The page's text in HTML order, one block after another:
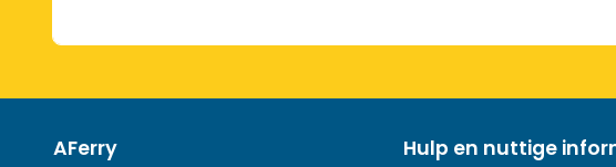
AFerry Hulp en nuttige